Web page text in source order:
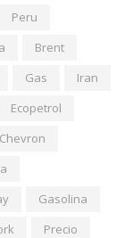
Peru
Brent
Gas
Iran
Ecopetrol
Chevron
Gasolina
Precio